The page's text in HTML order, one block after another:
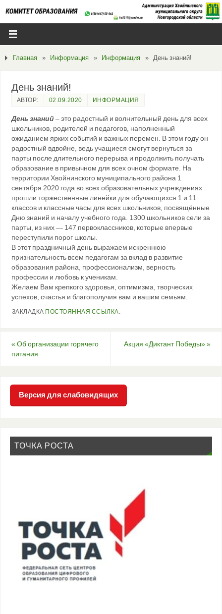
Главная » Информация » Информация » День знаний!
День знаний!
АВТОР: 02.09.2020 ИНФОРМАЦИЯ
День знаний – это радостный и волнительный день для всех
школьников, родителей и педагогов, наполненный
ожиданием ярких событий и важных перемен. В этом году он
радостный вдвойне, ведь учащиеся смогут вернуться за
парты после длительного перерыва и продолжить получать
образование в привычном для всех очном формате. На
территории Хвойнинского муниципального района 1
сентября 2020 года во всех образовательных учреждениях
прошли торжественные линейки для обучающихся 1 и 11
классов и классные часы для всех школьников, посвящённые
Дню знаний и началу учебного года. 1300 школьников сели за
парты, из них — 147 первоклассников, которые впервые
переступили порог школы.
В этот праздничный день выражаем искреннюю
признательность всем педагогам за вклад в развитие
образования района, профессионализм, верность
профессии и любовь к ученикам.
Желаем Вам крепкого здоровья, оптимизма, творческих
успехов, счастья и благополучия вам и вашим семьям.
ЗАКЛАДКА ПОСТОЯННАЯ ССЫЛКА
« Об организации горячего
питания
Акция «Диктант Победы»»
Версия для слабовидящих
ТОЧКА РОСТА